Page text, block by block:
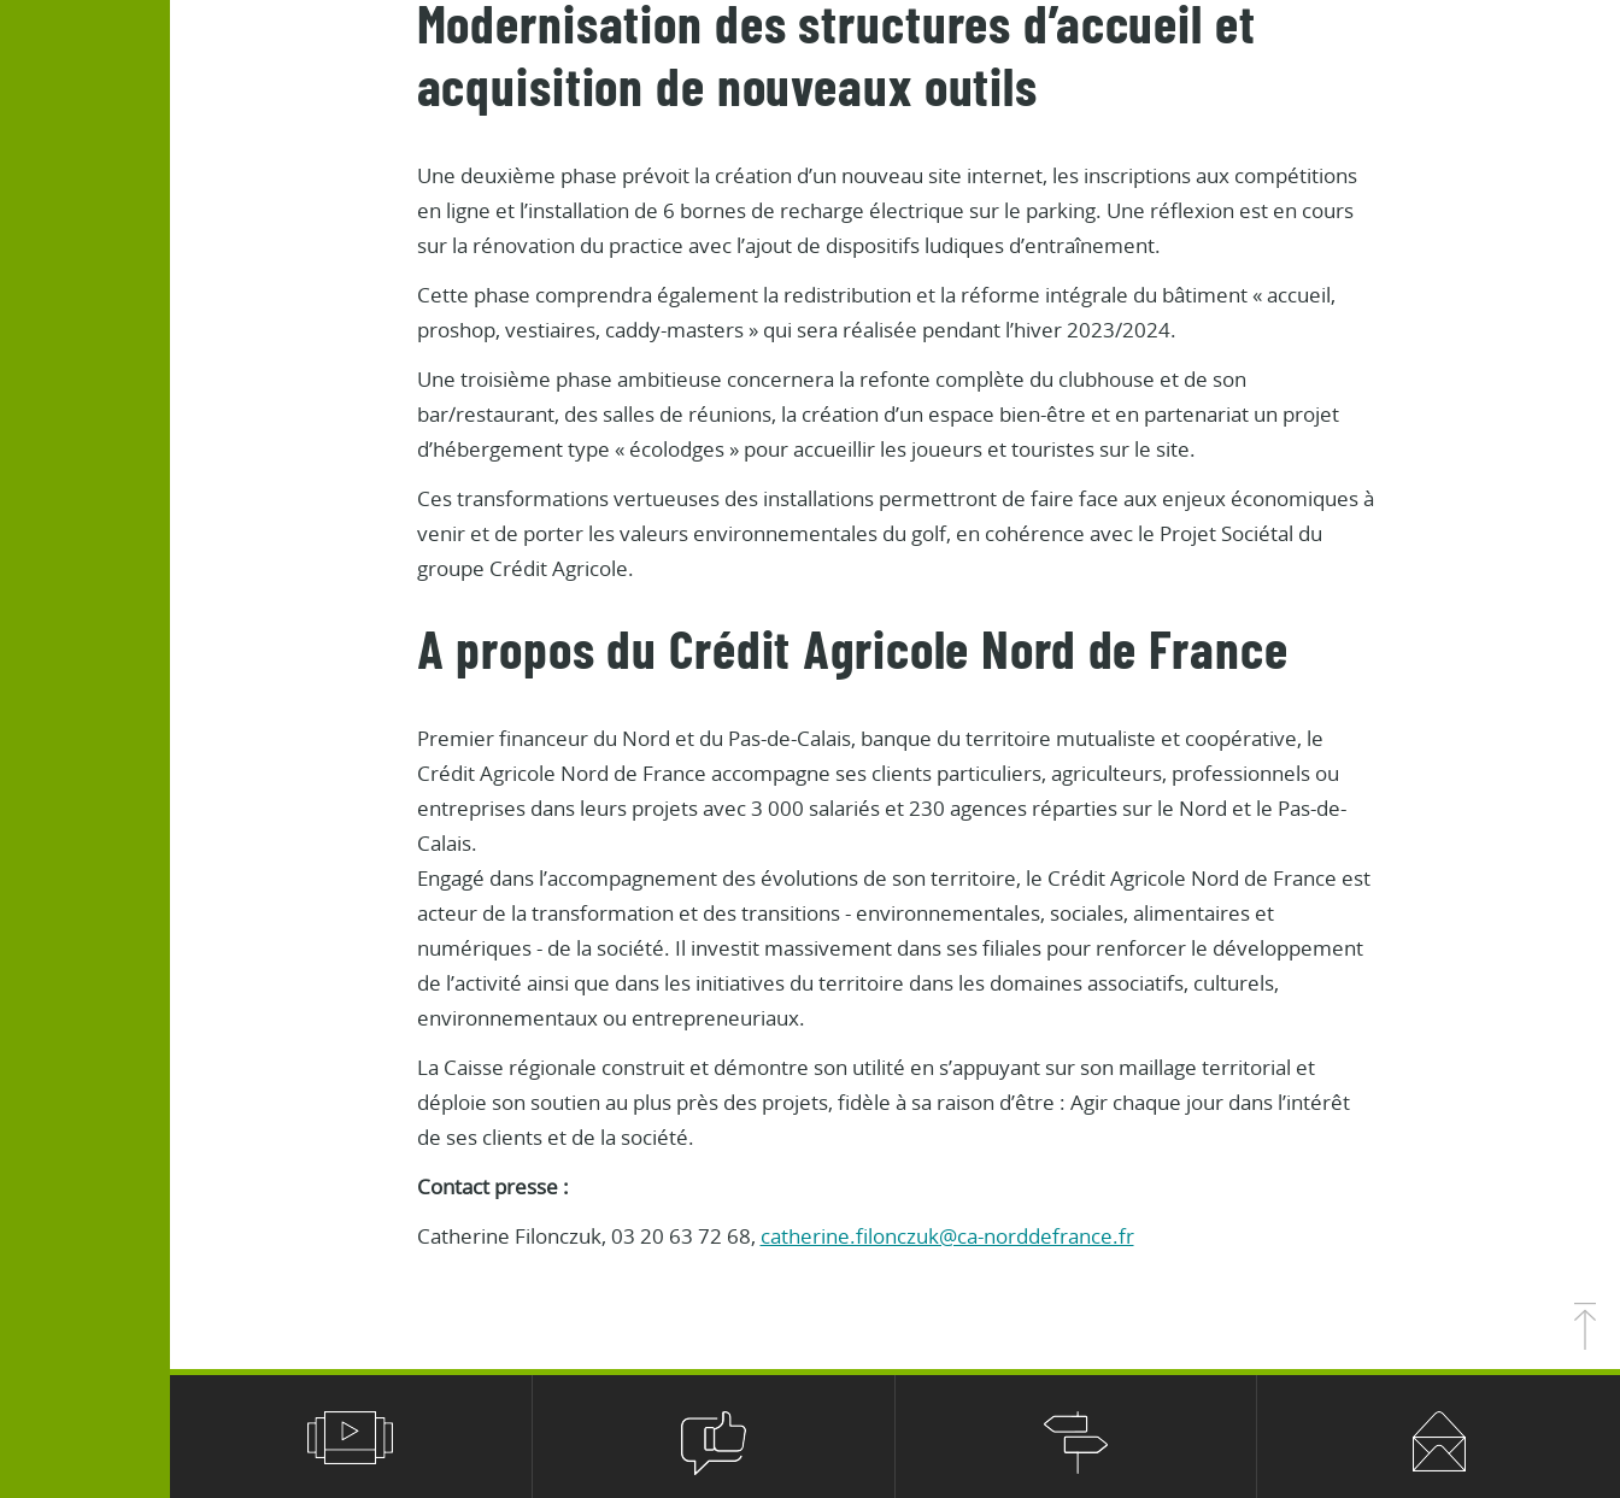
Modernisation des structures d’accueil et
acquisition de nouveaux outils
Une deuxième phase prévoit la création d’un nouveau site internet, les inscriptions aux compétitions
en ligne et l’installation de 6 bornes de recharge électrique sur le parking. Une réflexion est en cours
sur la rénovation du practice avec l’ajout de dispositifs ludiques d’entraînement.
Cette phase comprendra également la redistribution et la réforme intégrale du bâtiment « accueil,
proshop, vestiaires, caddy-masters » qui sera réalisée pendant l’hiver 2023/2024.
Une troisième phase ambitieuse concernera la refonte complète du clubhouse et de son
bar/restaurant, des salles de réunions, la création d’un espace bien-être et en partenariat un projet
d’hébergement type « écolodges » pour accueillir les joueurs et touristes sur le site.
Ces transformations vertueuses des installations permettront de faire face aux enjeux économiques à
venir et de porter les valeurs environnementales du golf, en cohérence avec le Projet Sociétal du
groupe Crédit Agricole.
A propos du Crédit Agricole Nord de France
Premier financeur du Nord et du Pas-de-Calais, banque du territoire mutualiste et coopérative, le
Crédit Agricole Nord de France accompagne ses clients particuliers, agriculteurs, professionnels ou
entreprises dans leurs projets avec 3 000 salariés et 230 agences réparties sur le Nord et le Pas-de-
Calais.
Engagé dans l’accompagnement des évolutions de son territoire, le Crédit Agricole Nord de France est
acteur de la transformation et des transitions - environnementales, sociales, alimentaires et
numériques - de la société. Il investit massivement dans ses filiales pour renforcer le développement
de l’activité ainsi que dans les initiatives du territoire dans les domaines associatifs, culturels,
environnementaux ou entrepreneuriaux.
La Caisse régionale construit et démontre son utilité en s’appuyant sur son maillage territorial et
déploie son soutien au plus près des projets, fidèle à sa raison d’être : Agir chaque jour dans l’intérêt
de ses clients et de la société.
Contact presse :
Catherine Filonczuk, 03 20 63 72 68, catherine.filonczuk@ca-norddefrance.fr